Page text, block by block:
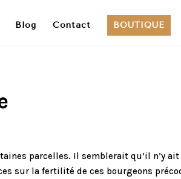
Blog Contact BOUTIQUE
parcelles. Il semblerait qu’il n’y
sur la fertilité de ces bourgeons